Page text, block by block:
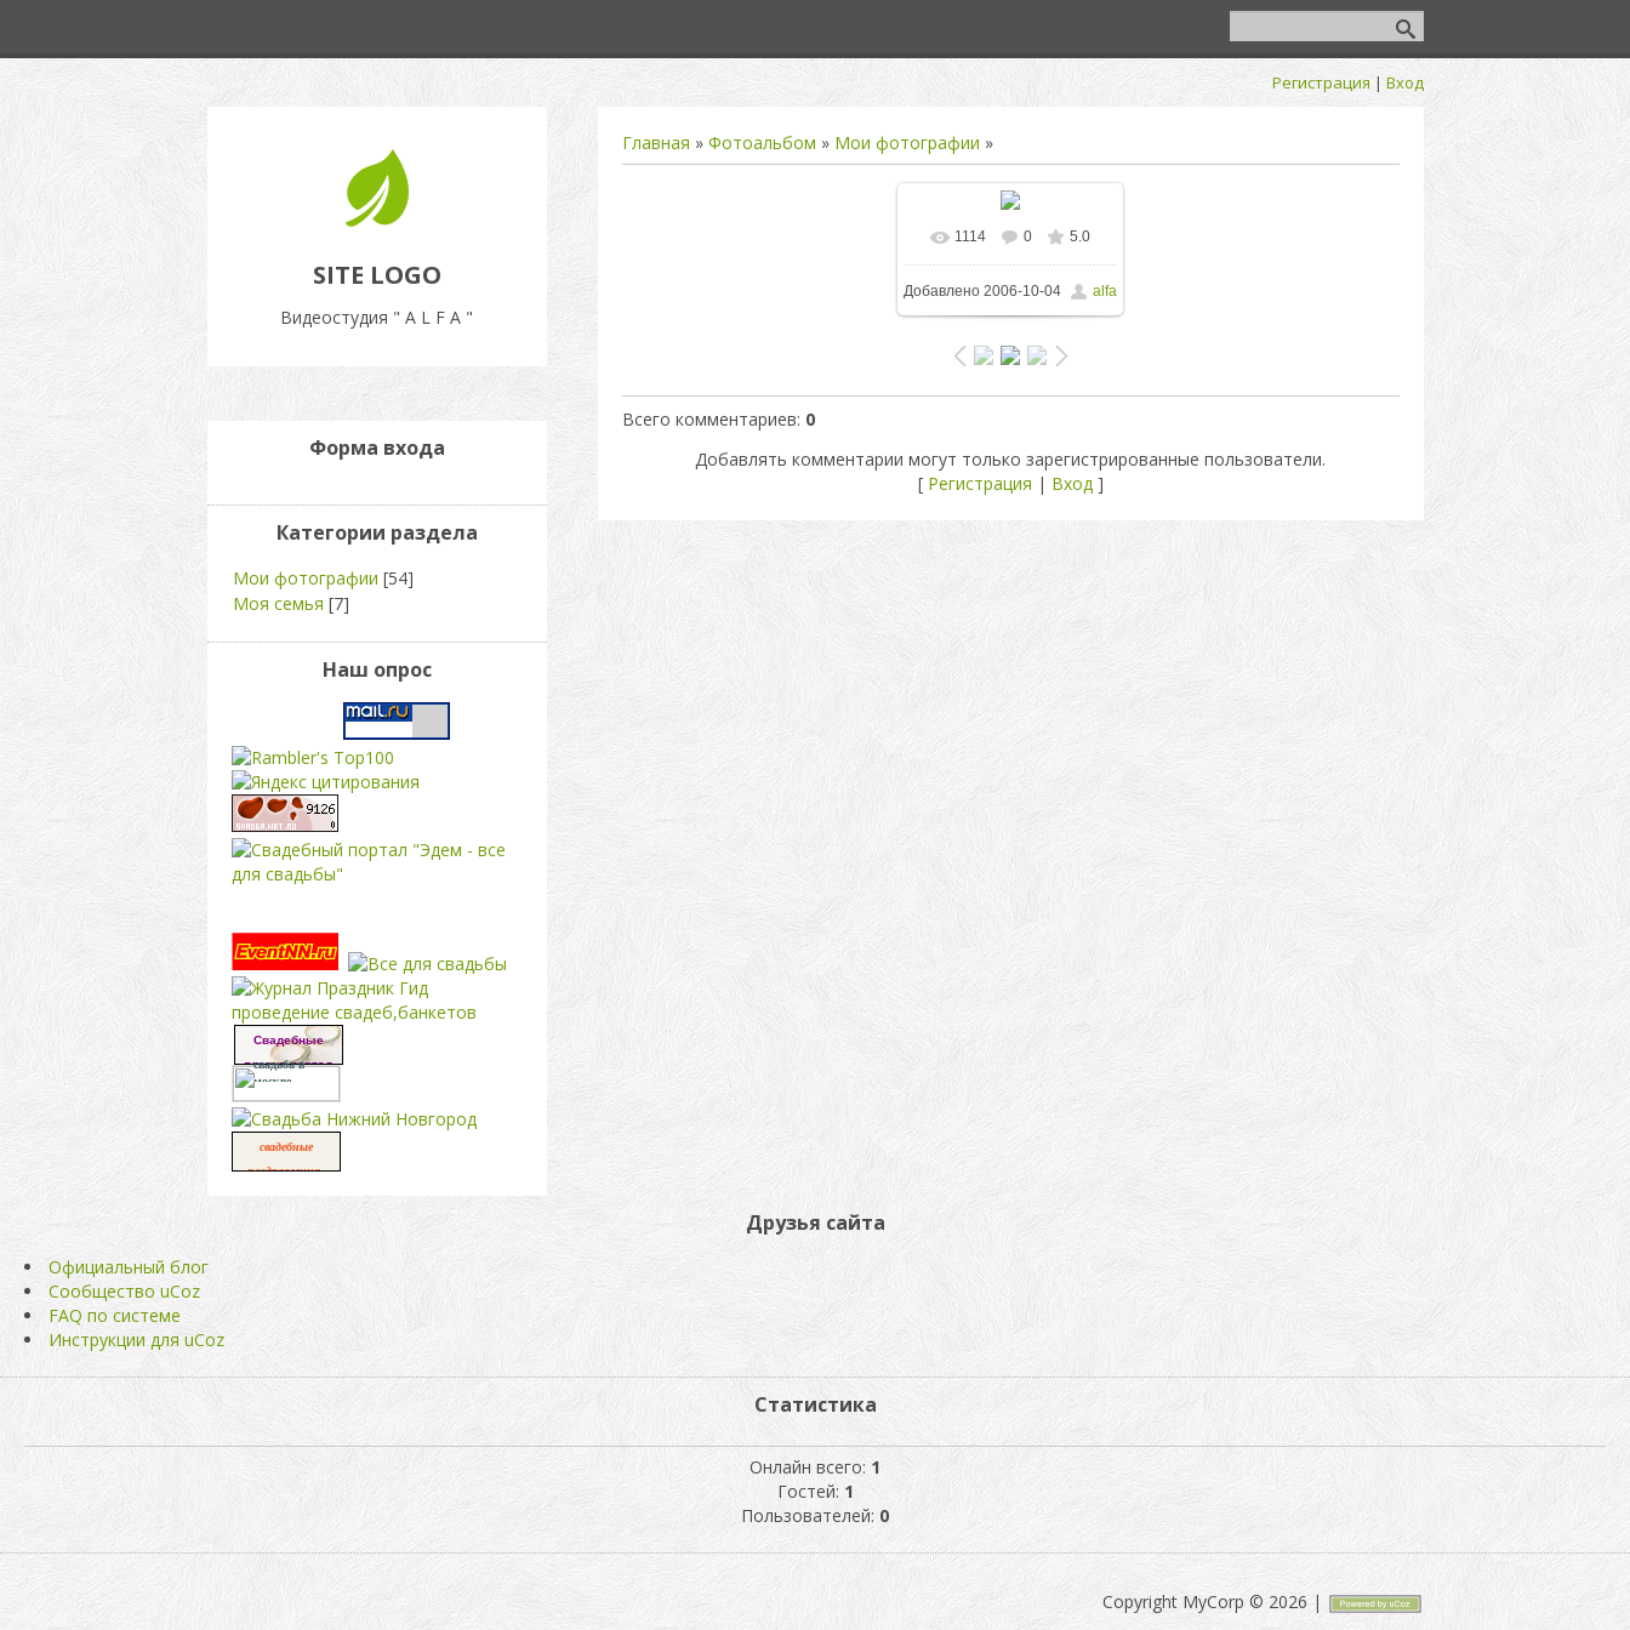
Регистрация | Вход
SITE LOGO
Видеостудия " A L F A "
Главная » Фотоальбом » Мои фотографии »
В реальном размере
800x600/ 351.7Kb
1114 0 5.0
Добавлено 2006-10-04 alfa
Всего комментариев: 0
Добавлять комментарии могут только зарегистрированные пользователи.
[ Регистрация | Вход]
Форма входа
Категории раздела
Мои фотографии [54]
Моя семья [7]
Наш опрос
проведение свадеб,банкетов
Свадебные
платья портал
свадьба в
москве
свадебные
поздравления,
Друзья сайта
Официальный блог
Сообщество uCoz
FAQ по системе
Инструкции для uCoz
Статистика
Онлайн всего: 1
Гостей: 1
Пользователей: 0
Copyright MyCorp © 2026 |